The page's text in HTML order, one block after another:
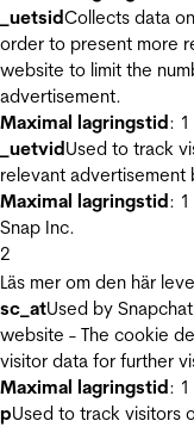
_uetsidCollects data
order to present more
website to limit the
advertisement.
Maximal lagringstid: 1
_uetvidUsed to track
relevant
Maximal lagringstid: 1
Snap Inc.
2
Läs mer om den här
sc_atUsed by
website - The cookie
visitor data for further
Maximal lagringstid: 1
pUsed to track visitors